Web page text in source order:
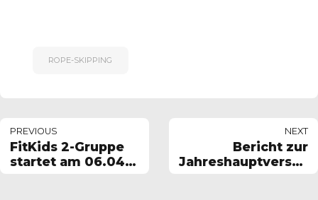
ROPE-SKIPPING
PREVIOUS
FitKids 2-Gruppe
startet am 06.04.
NEXT
Bericht zur